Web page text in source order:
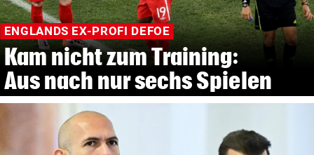
ENGLANDS EX-PROFI DEFOE
Kam nicht zum Training:
Aus nach nur sechs Spielen